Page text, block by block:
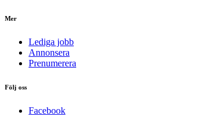
Mer
Lediga jobb
Annonsera
Prenumerera
Följ oss
Facebook